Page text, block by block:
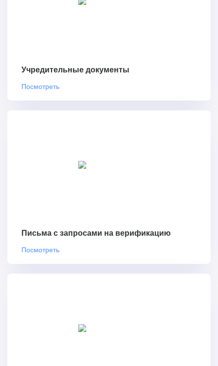
Учредительные документы
Посмотреть
Письма с запросами на верификацию
Посмотреть